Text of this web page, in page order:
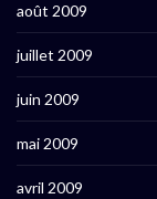
août 2009
juillet 2009
juin 2009
mai 2009
avril 2009